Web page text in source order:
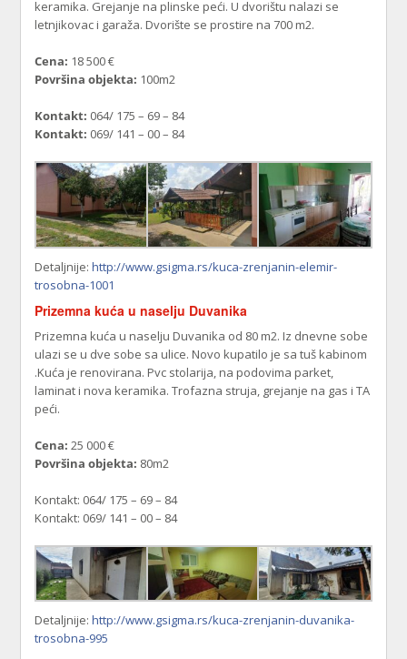
keramika. Grejanje na plinske peći. U dvorištu nalazi se
letnjikovac i garaža. Dvorište se prostire na 700 m2.
Cena: 18 500 €
Površina objekta: 100m2
Kontakt: 064/ 175 – 69 – 84
Kontakt: 069/ 141 – 00 – 84
Detaljnije:http://www.gsigma.rs/kuca-zrenjanin-elemir-
trosobna-1001
Prizemna kuća u naselju Duvanika
Prizemna kuća u naselju Duvanika od 80 m2. Iz dnevne sobe
ulazi se u dve sobe sa ulice. Novo kupatilo je sa tuš kabinom
.Kuća je renovirana. Pvc stolarija, na podovima parket,
laminat i nova keramika. Trofazna struja, grejanje na gas i TA
peći.
Cena: 25 000 €
Površina objekta: 80m2
Kontakt: 064/ 175 – 69 – 84
Kontakt: 069/ 141 – 00 – 84
Detaljnije:http://www.gsigma.rs/kuca-zrenjanin-duvanika-
trosobna-995